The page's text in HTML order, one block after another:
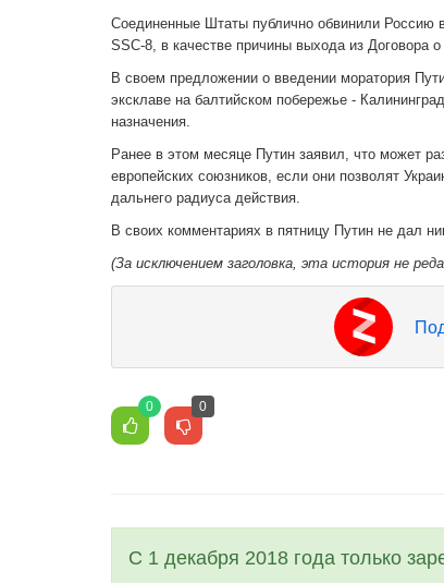
Соединенные Штаты публично обвинили Россию
SSC-8, в качестве причины выхода из Договора
В своем предложении о введении моратория
эксклаве на балтийском побережье -
назначения.
Ранее в этом месяце Путин заявил, что может
европейских союзников, если они позволят
дальнего радиуса действия.
В своих комментариях в пятницу Путин не дал
(За исключением заголовка, эта история не
0 0
С 1 декабря 2018 года только